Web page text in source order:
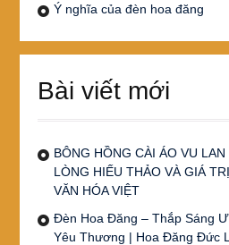
Ý nghĩa của đèn hoa đăng
Bài viết mới
BÔNG HỒNG CÀI ÁO VU
LÒNG HIẾU THẢO VÀ GIÁ
VĂN HÓA VIỆT
Đèn Hoa Đăng – Thắp Sáng
Yêu Thương | Hoa Đăng Đức